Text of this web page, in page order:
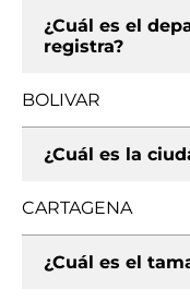
¿Cuál es el
registra?
BOLIVAR
¿Cuál es la
CARTAGENA
¿Cuál es el